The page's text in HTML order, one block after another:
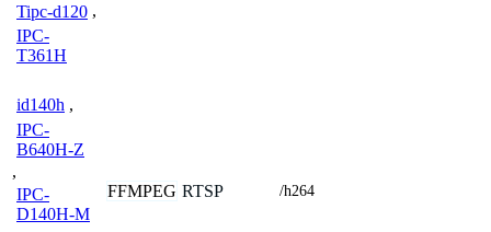
Tipc-d120 ,
IPC-
T361H
id140h ,
IPC-
B640H-Z
,
IPC-
D140H-M
FFMPEG RTSP /h264